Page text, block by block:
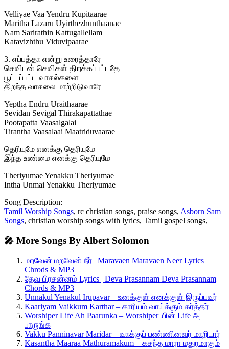
Velliyae Vaa Yendru Kupitaarae
Maritha Lazaru Uyirthezhunthaanae
Nam Sarirathin Kattugallellam
Katavizhthu Viduvipaarae
3. எப்பத்தா என்று உரைத்தாரே
செவிடன் செவிகள் திறக்கப்பட்டதே
பூட்டப்பட்ட வாசல்களை
திறந்த வாசலை மாற்றிடுவாரே
Yeptha Endru Uraithaarae
Sevidan Sevigal Thirakapattathae
Pootapatta Vaasalgalai
Tirantha Vaasalaai Maatriduvaarae
தெரியுமே எனக்கு தெரியுமே
இந்த உண்மை எனக்கு தெரியுமே
Theriyumae Yenakku Theriyumae
Intha Unmai Yenakku Theriyumae
Song Description:
Tamil Worship Songs, rc christian songs, praise songs, Asborn Sam
Songs, christian worship songs with lyrics, Tamil gospel songs,
🎤 More Songs By Albert Solomon
மறவேன் மறவேன் நீர் | Maravaen Maravaen Neer Lyrics
Chrods & MP3
தேவ பிரசன்னம் Lyrics | Deva Prasannam Deva Prasannam
Chords & MP3
Unnakul Yenakul Irupavar – உனக்குள் எனக்குள் இருப்பவர்
Kaariyam Vaikkum Karthar – காரியம் வாய்க்கும் கர்த்தர்
Worshiper Life Ah Paarunka – Worshiper யின் Life அ
பாருங்க
Vakku Panninavar Maridar – வாக்குப் பண்ணினவர் மாறிடார்
Kasantha Maaraa Mathuramakum – கசந்த மாரா மதுரமாகும்